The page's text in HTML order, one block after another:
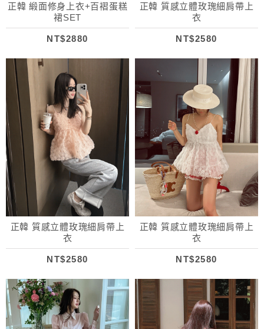
正韓 緞面修身上衣+百褶蛋糕
裙SET
NT$2880
正韓 質感立體玫瑰細肩帶上
衣
NT$2580
正韓 質感立體玫瑰細肩帶上
衣
NT$2580
正韓 質感立體玫瑰細肩帶上
衣
NT$2580